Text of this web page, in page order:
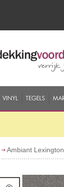
VINYL TEGELS
Ambiant